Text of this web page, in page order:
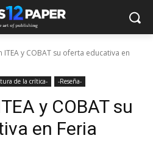
ITEA y COBAT su oferta educativa en
de la crítica- -Reseña-
y COBAT su
en Feria